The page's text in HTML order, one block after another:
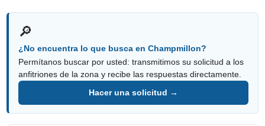
🔎
¿No encuentra lo que busca en Champmillon?
Permítanos buscar por usted: transmitimos su solicitud a los
anfitriones de la zona y recibe las respuestas directamente.
Hacer una solicitud →